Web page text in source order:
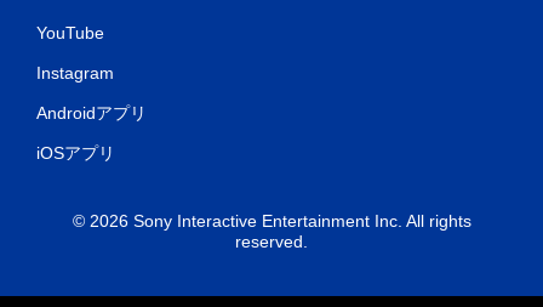
YouTube
Instagram
Androidアプリ
iOSアプリ
© 2026 Sony Interactive Entertainment Inc. All rights
reserved.